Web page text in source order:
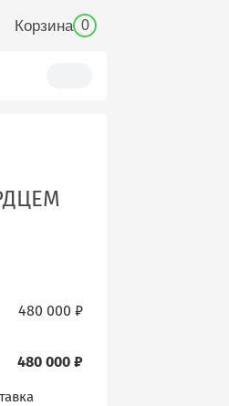
Корзина 0
480 000 ₽
480 000 ₽